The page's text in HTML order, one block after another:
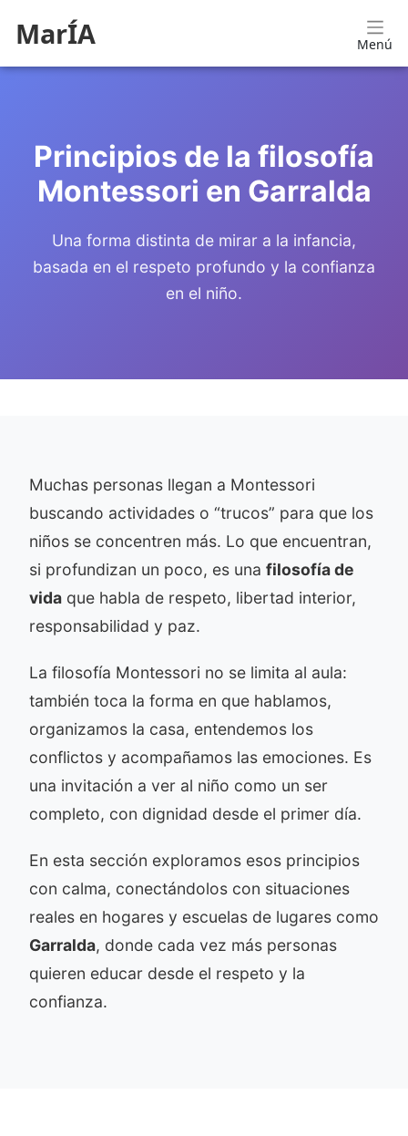
MarÍA Menú
Principios de la filosofía
Montessori en Garralda
Una forma distinta de mirar a la infancia,
basada en el respeto profundo y la confianza
en el niño.
Muchas personas llegan a Montessori
buscando actividades o “trucos” para que los
niños se concentren más. Lo que encuentran,
si profundizan un poco, es una filosofía de
vida que habla de respeto, libertad interior,
responsabilidad y paz.
La filosofía Montessori no se limita al aula:
también toca la forma en que hablamos,
organizamos la casa, entendemos los
conflictos y acompañamos las emociones. Es
una invitación a ver al niño como un ser
completo, con dignidad desde el primer día.
En esta sección exploramos esos principios
con calma, conectándolos con situaciones
reales en hogares y escuelas de lugares como
Garralda, donde cada vez más personas
quieren educar desde el respeto y la
confianza.